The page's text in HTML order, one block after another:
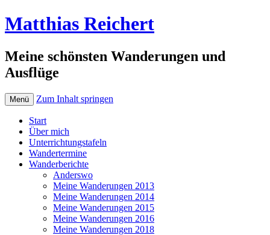
Matthias Reichert
Meine schönsten Wanderungen und
Ausflüge
Menü Zum Inhalt springen
Start
Über mich
Unterrichtungstafeln
Wandertermine
Wanderberichte
Anderswo
Meine Wanderungen 2013
Meine Wanderungen 2014
Meine Wanderungen 2015
Meine Wanderungen 2016
Meine Wanderungen 2018